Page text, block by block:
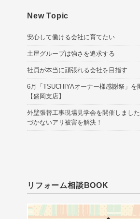
New Topic
安心して働ける会社に育てたい
土屋グループは強さを追求する
社員が本当に頑張れる会社を目指す
6月「TSUCHIYAオーナー様感謝祭」を
【盛岡支店】
外壁張替工事現場見学会を開催しまし
づかないアリ被害を解決！
リフォーム相談BOOK